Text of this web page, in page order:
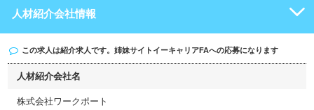
人材紹介会社情報
この求人は紹介求人です。姉妹サイト イーキャリアFAへの応募になります
人材紹介会社名
株式会社ワークポート